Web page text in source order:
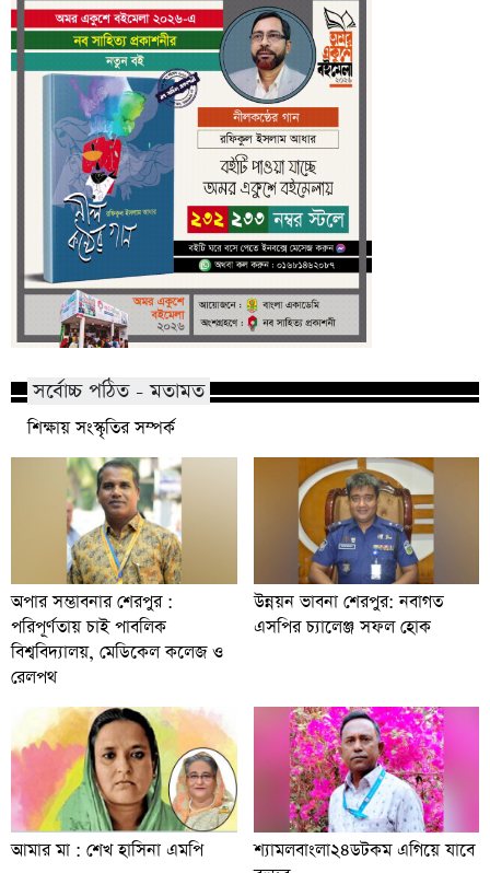
সর্বোচ্চ পঠিত - মতামত
শিক্ষায় সংস্কৃতির সম্পর্ক
অপার সম্ভাবনার শেরপুর :
পরিপূর্ণতায় চাই পাবলিক
বিশ্ববিদ্যালয়, মেডিকেল কলেজ ও
রেলপথ
উন্নয়ন ভাবনা শেরপুর: নবাগত
এসপির চ্যালেঞ্জ সফল হোক
আমার মা : শেখ হাসিনা এমপি
শ্যামলবাংলা২৪ডটকম এগিয়ে যাবে